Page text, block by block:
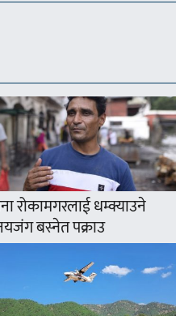
रोकामगरलाई धम्क्याउने
बस्नेत पक्राउ